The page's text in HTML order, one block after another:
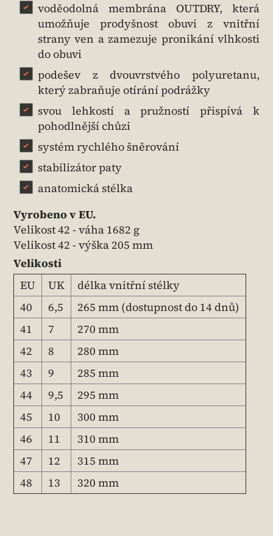
voděodolná membrána OUTDRY, která
umožňuje prodyšnost obuvi z vnitřní
strany ven a zamezuje pronikání vlhkosti
do obuvi
podešev z dvouvrstvého polyuretanu,
který zabraňuje otírání podrážky
svou lehkostí a pružností přispívá k
pohodlnější chůzi
systém rychlého šněrování
stabilizátor paty
anatomická stélka
Vyrobeno v EU.
Velikost 42 - váha 1682 g
Velikost 42 - výška 205 mm
Velikosti
EU
UK
délka vnitřní stélky
40
6,5
265 mm (dostupnost do 14 dnů)
41
7
270 mm
42
8
280 mm
43
9
285 mm
44
9,5
295 mm
45
10
300 mm
46
11
310 mm
47
12
315 mm
48
13 320 mm